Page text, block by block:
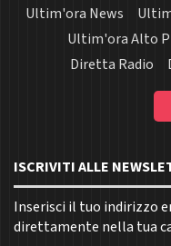
Ultim'ora News
Ultim'ora Alto
Diretta Radio
ISCRIVITI ALLE
Inserisci il tuo indirizzo
direttamente nella tua